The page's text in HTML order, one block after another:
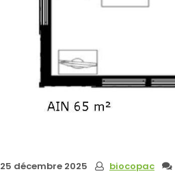
25 décembre 2025 biocopac